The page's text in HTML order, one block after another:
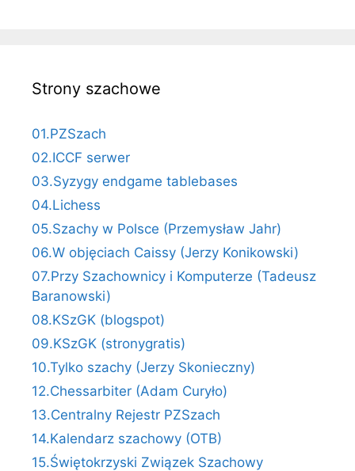
Strony szachowe
01.PZSzach
02.ICCF serwer
03.Syzygy endgame tablebases
04.Lichess
05.Szachy w Polsce (Przemysław Jahr)
06.W objęciach Caissy (Jerzy Konikowski)
07.Przy Szachownicy i Komputerze (Tadeusz
Baranowski)
08.KSzGK (blogspot)
09.KSzGK (stronygratis)
10.Tylko szachy (Jerzy Skonieczny)
12.Chessarbiter (Adam Curyło)
13.Centralny Rejestr PZSzach
14.Kalendarz szachowy (OTB)
15.Świętokrzyski Związek Szachowy